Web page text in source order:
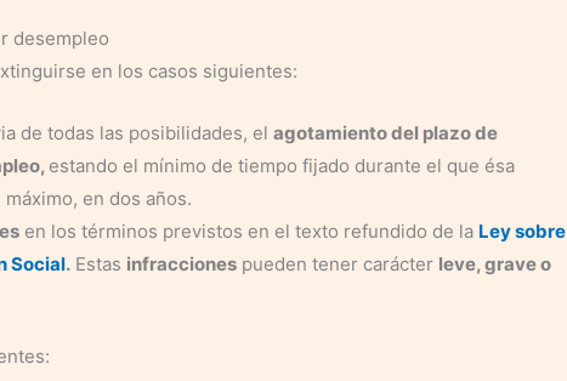
desempleo
en los casos siguientes:
de todas las posibilidades, el agotamiento del plazo de
estando el mínimo de tiempo fijado durante el que ésa
en dos años.
en los términos previstos en el texto refundido de la Ley sobre
Social. Estas infracciones pueden tener carácter leve, grave o